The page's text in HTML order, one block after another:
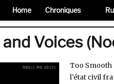
Voices
Too Smooth
l’état civil
Home Chroniques